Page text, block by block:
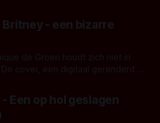
feature waarvoor de
- een bizarre
de Groen houdt zich niet in
cover, een digitaal gerenderd en
maar onheilspellends,
De Groen met ieder woord
Een op hol geslagen